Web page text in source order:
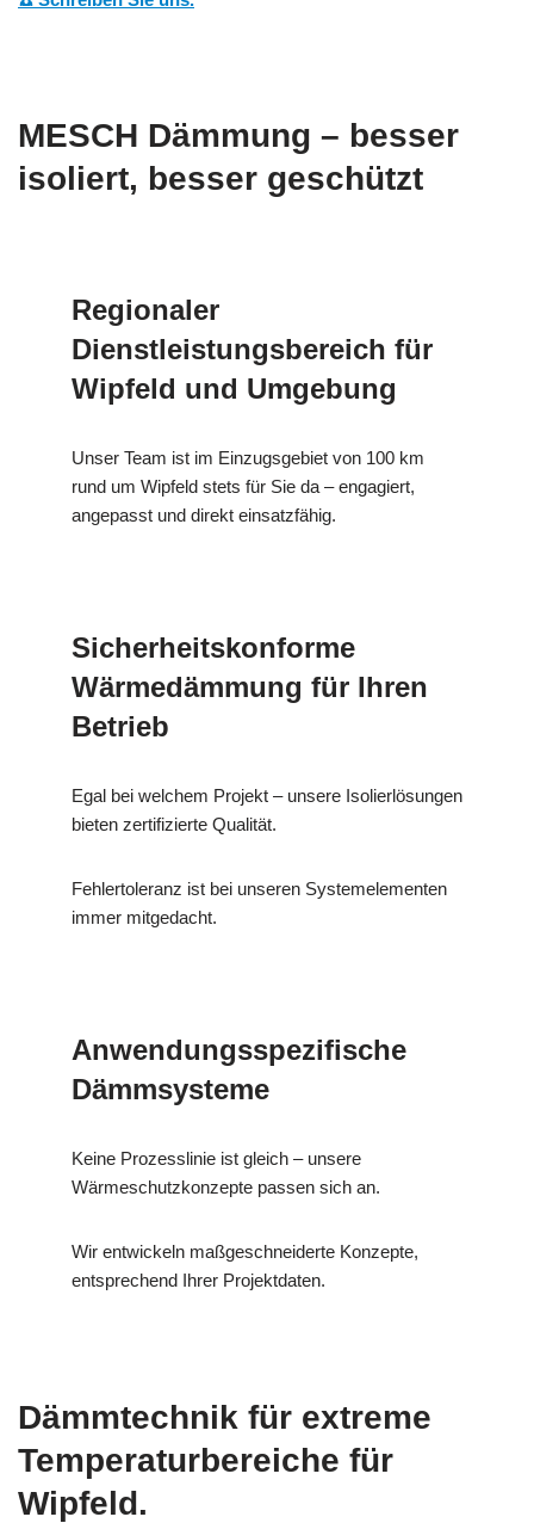
MESCH Dämmung – besser
isoliert, besser geschützt
Regionaler
Dienstleistungsbereich für
Wipfeld und Umgebung
Unser Team ist im Einzugsgebiet von 100 km
rund um Wipfeld stets für Sie da – engagiert,
angepasst und direkt einsatzfähig.
Sicherheitskonforme
Wärmedämmung für Ihren
Betrieb
Egal bei welchem Projekt – unsere Isolierlösungen
bieten zertifizierte Qualität.
Fehlertoleranz ist bei unseren Systemelementen
immer mitgedacht.
Anwendungsspezifische
Dämmsysteme
Keine Prozesslinie ist gleich – unsere
Wärmeschutzkonzepte passen sich an.
Wir entwickeln maßgeschneiderte Konzepte,
entsprechend Ihrer Projektdaten.
Dämmtechnik für extreme
Temperaturbereiche für
Wipfeld.